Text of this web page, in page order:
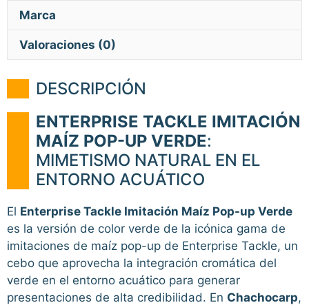
Marca
Valoraciones (0)
DESCRIPCIÓN
ENTERPRISE TACKLE IMITACIÓN
MAÍZ POP-UP VERDE:
MIMETISMO NATURAL EN EL
ENTORNO ACUÁTICO
El Enterprise Tackle Imitación Maíz Pop-up Verde
es la versión de color verde de la icónica gama de
imitaciones de maíz pop-up de Enterprise Tackle, un
cebo que aprovecha la integración cromática del
verde en el entorno acuático para generar
presentaciones de alta credibilidad. En Chachocarp,